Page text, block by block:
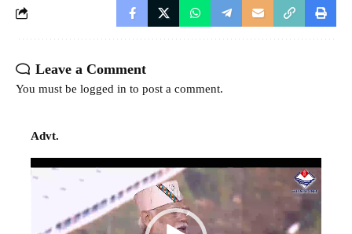
Leave a Comment
You must be logged in to post a comment.
Advt.
Video